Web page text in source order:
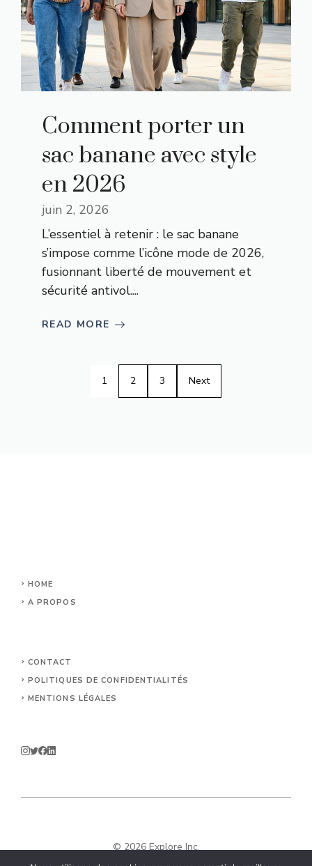
Comment porter un
sac banane avec style
en 2026
juin 2, 2026
L’essentiel à retenir : le sac banane
s’impose comme l’icône mode de 2026,
fusionnant liberté de mouvement et
sécurité antivol....
READ MORE
1 2 3 Next
HOME
A PROPOS
CONTACT
POLITIQUES DE CONFIDENTIALITÉS
MENTIONS LÉGALES
© 2026 Explore Inc.